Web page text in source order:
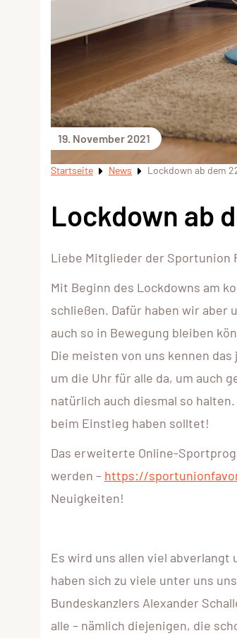
19. November 2021
Startseite News Lockdown ab dem
Lockdown ab
Liebe Mitglieder der Sportunion
Mit Beginn des Lockdowns am
schließen. Dafür haben wir aber
auch so in Bewegung bleiben
Die meisten von uns kennen
um die Uhr für alle da, um auch
natürlich auch diesmal so
beim Einstieg haben solltet!
Das erweiterte Online-
werden – https://
Neuigkeiten!
Es wird uns allen viel
haben sich zu viele unter uns
Bundeskanzlers Alexander
alle – nämlich diejenigen, die